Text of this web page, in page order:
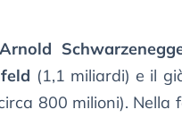
Arnold
(1,1 miliardi) e il
800 milioni). Nella